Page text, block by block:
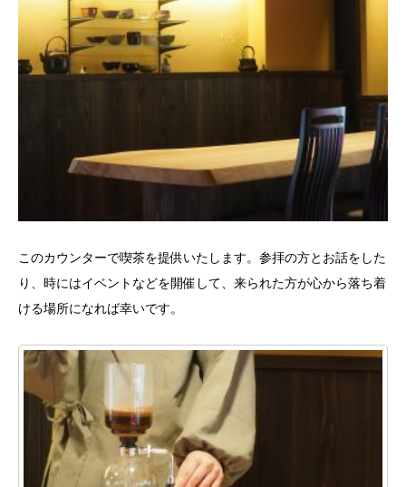
このカウンターで喫茶を提供いたします。参拝の方とお話をした
り、時にはイベントなどを開催して、来られた方が心から落ち着
ける場所になれば幸いです。